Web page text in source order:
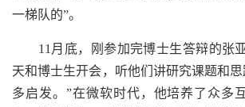
一梯队的”。
11月底，刚参加完博士生答辩的张
天和博士生开会，听他们讲研究课题和
多启发。”在微软时代，他培养了众多